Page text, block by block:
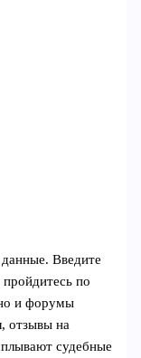
Введите
по
но и форумы
отзывы на
судебные